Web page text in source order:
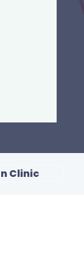
Clinic